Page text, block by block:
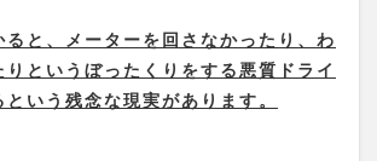
ると、メーターを回さなかったり、わ
りというぼったくりをする悪質ドライ
いう残念な現実があります。